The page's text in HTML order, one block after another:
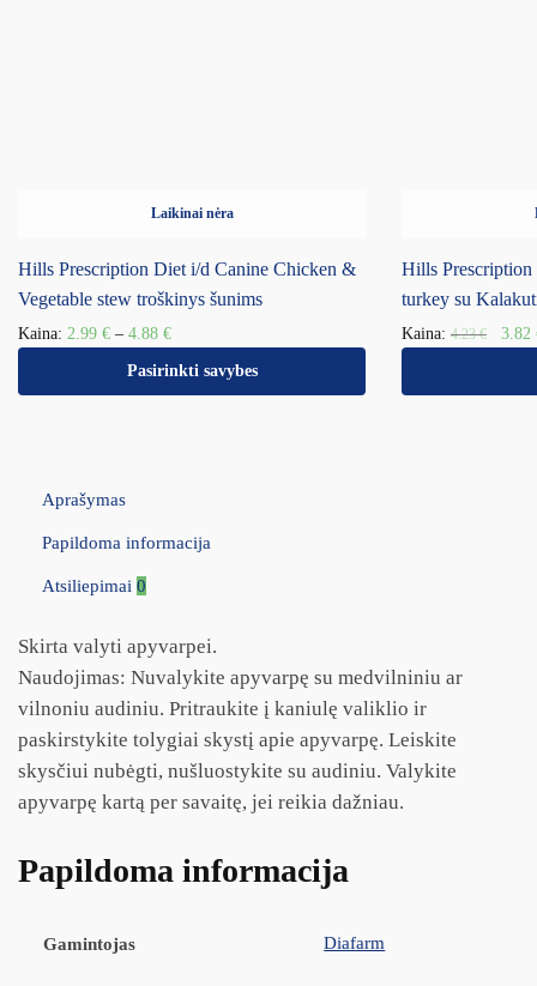
Laikinai nėra
Hills Prescription Diet i/d Canine Chicken &
Vegetable stew troškinys šunims
Kaina: 2.99 € – 4.88 €
Pasirinkti savybes
Hills
turkey su
Kaina: 4.23€ 3.82
Aprašymas
Papildoma informacija
Atsiliepimai 0
Skirta valyti apyvarpei.
Naudojimas: Nuvalykite apyvarpę su medvilniniu ar
vilnoniu audiniu. Pritraukite į kaniulę valiklio ir
paskirstykite tolygiai skystį apie apyvarpę. Leiskite
skysčiui nubėgti, nušluostykite su audiniu. Valykite
apyvarpę kartą per savaitę, jei reikia dažniau.
Papildoma informacija
Gamintojas Diafarm